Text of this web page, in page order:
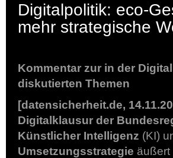
Digitalpolitik: eco-
mehr strategische
Kommentar zur in der
diskutierten Themen
[datensicherheit.de,
Digitalklausur der
Künstlicher Intelligenz (KI)
Umsetzungsstrategie